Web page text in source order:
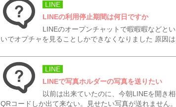
LINE
LINEの利用停止期間は何日ですか
LINEのオープンチャットで暇暇暇などと
いでオプチャを見ることしかできなくなりました 原因
LINE
LINEで写真ホルダーの写真を送りたい
以前は出来ていたのに、今朝LINEを開き
QRコードしか出て来ない。見せたい写真が送れません。